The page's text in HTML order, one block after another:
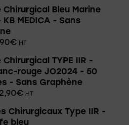
Chirurgical Bleu Marine
KB MEDICA - Sans
€ HT
Chirurgical TYPE IIR -
rouge JO2024 - 50
- Sans Graphène
€ HT
Chirurgicaux Type IIR -
bleu